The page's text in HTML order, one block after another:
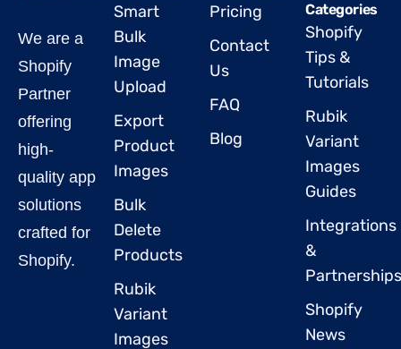
We are a
Shopify
Partner
offering
high-
quality app
solutions
crafted for
Shopify.
Smart
Bulk
Image
Upload
Export
Product
Images
Bulk
Delete
Products
Rubik
Variant
Images
Pricing
Contact
Us
FAQ
Blog
Categories
Shopify
Tips &
Tutorials
Rubik
Variant
Images
Guides
Integrations
&
Partnerships
Shopify
News